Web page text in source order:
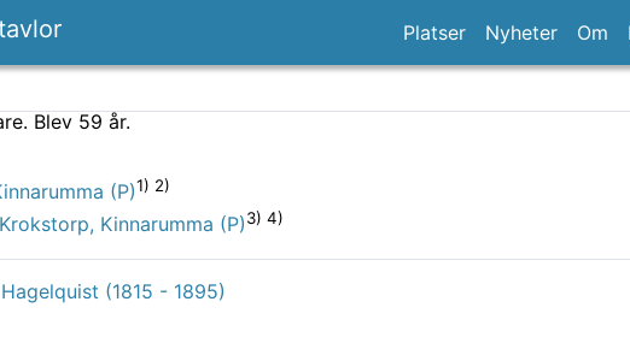
Platser Nyheter Om
Blev 59 år.
(P)1) 2)
Krokstorp, Kinnarumma (P)3) 4)
(1815 - 1895)